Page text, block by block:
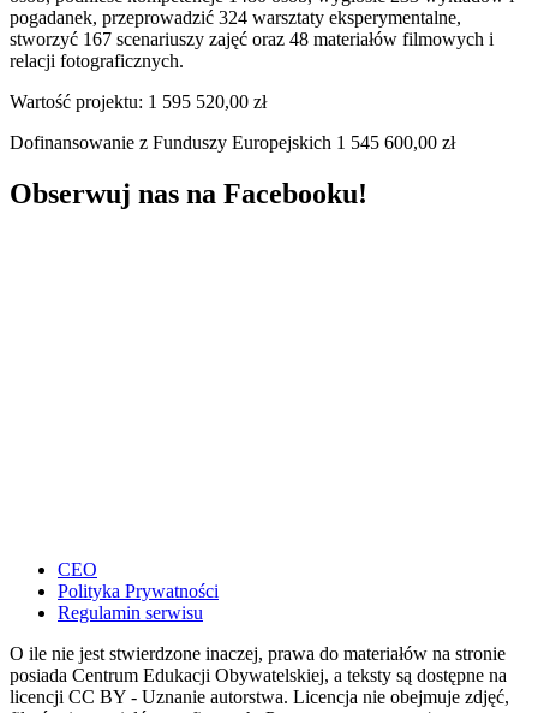
pogadanek, przeprowadzić 324 warsztaty eksperymentalne,
stworzyć 167 scenariuszy zajęć oraz 48 materiałów filmowych i
relacji fotograficznych.
Wartość projektu: 1 595 520,00 zł
Dofinansowanie z Funduszy Europejskich 1 545 600,00 zł
Obserwuj nas na Facebooku!
CEO
Polityka Prywatności
Regulamin serwisu
O ile nie jest stwierdzone inaczej, prawa do materiałów na stronie
posiada Centrum Edukacji Obywatelskiej, a teksty są dostępne na
licencji CC BY - Uznanie autorstwa. Licencja nie obejmuje zdjęć,